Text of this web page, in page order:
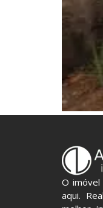
O
aqui.